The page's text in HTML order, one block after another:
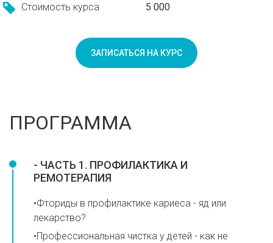
Стоимость курса 5 000
ЗАПИСАТЬСЯ НА КУРС
ПРОГРАММА
- ЧАСТЬ 1. ПРОФИЛАКТИКА И
РЕМОТЕРАПИЯ
•Фториды в профилактике кариеса - яд или
лекарство?
•Профессиональная чистка у детей - как не